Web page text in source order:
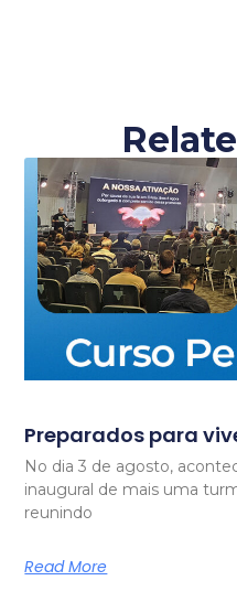
Preparados para
No dia 3 de agosto,
inaugural de mais uma
reunindo
Read More